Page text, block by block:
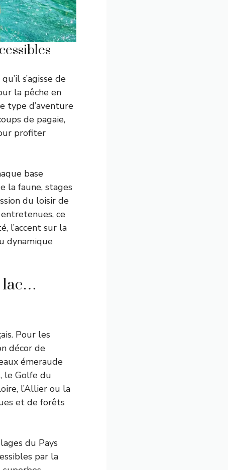
s’agisse de
la pêche en
type d’aventure
de pagaie,
profiter
base
la faune, stages
du loisir de
entretenues, ce
l’accent sur la
dynamique
lac…
Pour les
décor de
émeraude
le Golfe du
l’Allier ou la
et de forêts
du Pays
par la